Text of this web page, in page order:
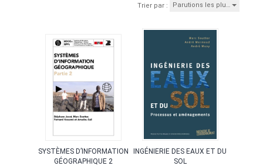
Trier par : Parutions les plu…
SYSTÈMES D’INFORMATION
GÉOGRAPHIQUE 2
INGÉNIERIE DES EAUX ET DU
SOL